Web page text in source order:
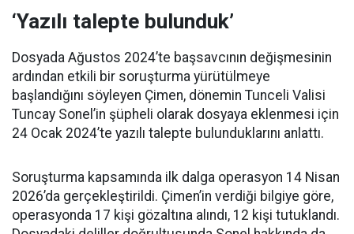
‘Yazılı talepte bulunduk’
Dosyada Ağustos 2024’te başsavcının değişmesinin
ardından etkili bir soruşturma yürütülmeye
başlandığını söyleyen Çimen, dönemin Tunceli Valisi
Tuncay Sonel’in şüpheli olarak dosyaya eklenmesi için
24 Ocak 2024’te yazılı talepte bulunduklarını anlattı.
Soruşturma kapsamında ilk dalga operasyon 14 Nisan
2026’da gerçekleştirildi. Çimen’in verdiği bilgiye göre,
operasyonda 17 kişi gözaltına alındı, 12 kişi tutuklandı.